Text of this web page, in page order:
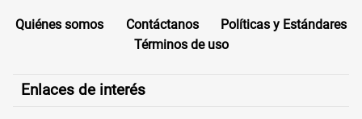
Quiénes somos Contáctanos
Políticas y Estándares
Términos de uso
Enlaces de interés